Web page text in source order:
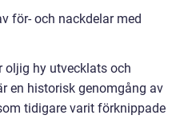
för- och nackdelar med
oljig hy utvecklats och
en historisk genomgång av
tidigare varit förknippade